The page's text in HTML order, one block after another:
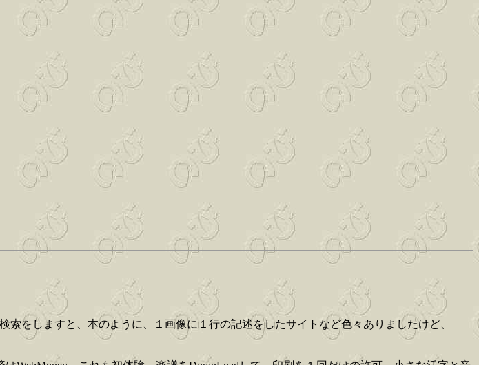
をしますと、本のように、１画像に１行の記述をしたサイトなど色々ありましたけど、